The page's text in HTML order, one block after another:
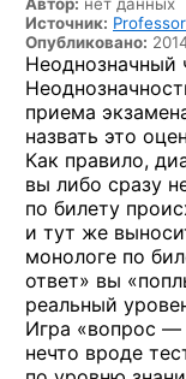
Источник:
Опубликовано:
Неоднозначный
приема
назвать это
Как правило,
вы либо сразу
по билету
и тут же
монологе по
ответ» вы
реальный
Игра «вопрос —
нечто вроде